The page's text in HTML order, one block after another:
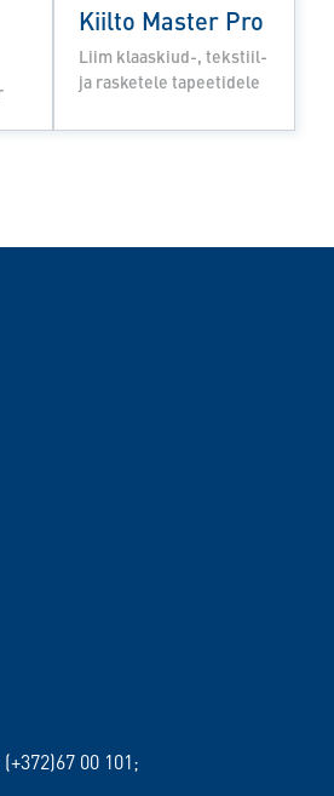
Kiilto Master Pro
Liim klaaskiud-, tekstiil-
ja rasketele tapeetidele
00 101;